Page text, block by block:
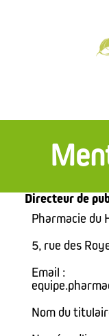
Directeur de
Pharmacie du
5, rue des
Email :
Nom du